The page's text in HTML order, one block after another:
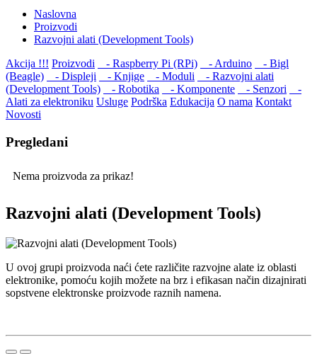
Naslovna
Proizvodi
Razvojni alati (Development Tools)
Akcija !!! Proizvodi - Raspberry Pi (RPi) - Arduino
- Bigl
(Beagle)
- Displеji - Knjige - Moduli
- Razvojni alati
(Development Tools)
- Robotika - Komponente - Senzori
-
Alati za elektroniku Usluge Podrška Edukacija O nama Kontakt
Novosti
Pregledani
Nema proizvoda za prikaz!
Razvojni alati (Development Tools)
U ovoj grupi proizvoda naći ćete različite razvojne alate iz oblasti
elektronike, pomoću kojih možete na brz i efikasan način dizajnirati
sopstvene elektronske proizvode raznih namena.